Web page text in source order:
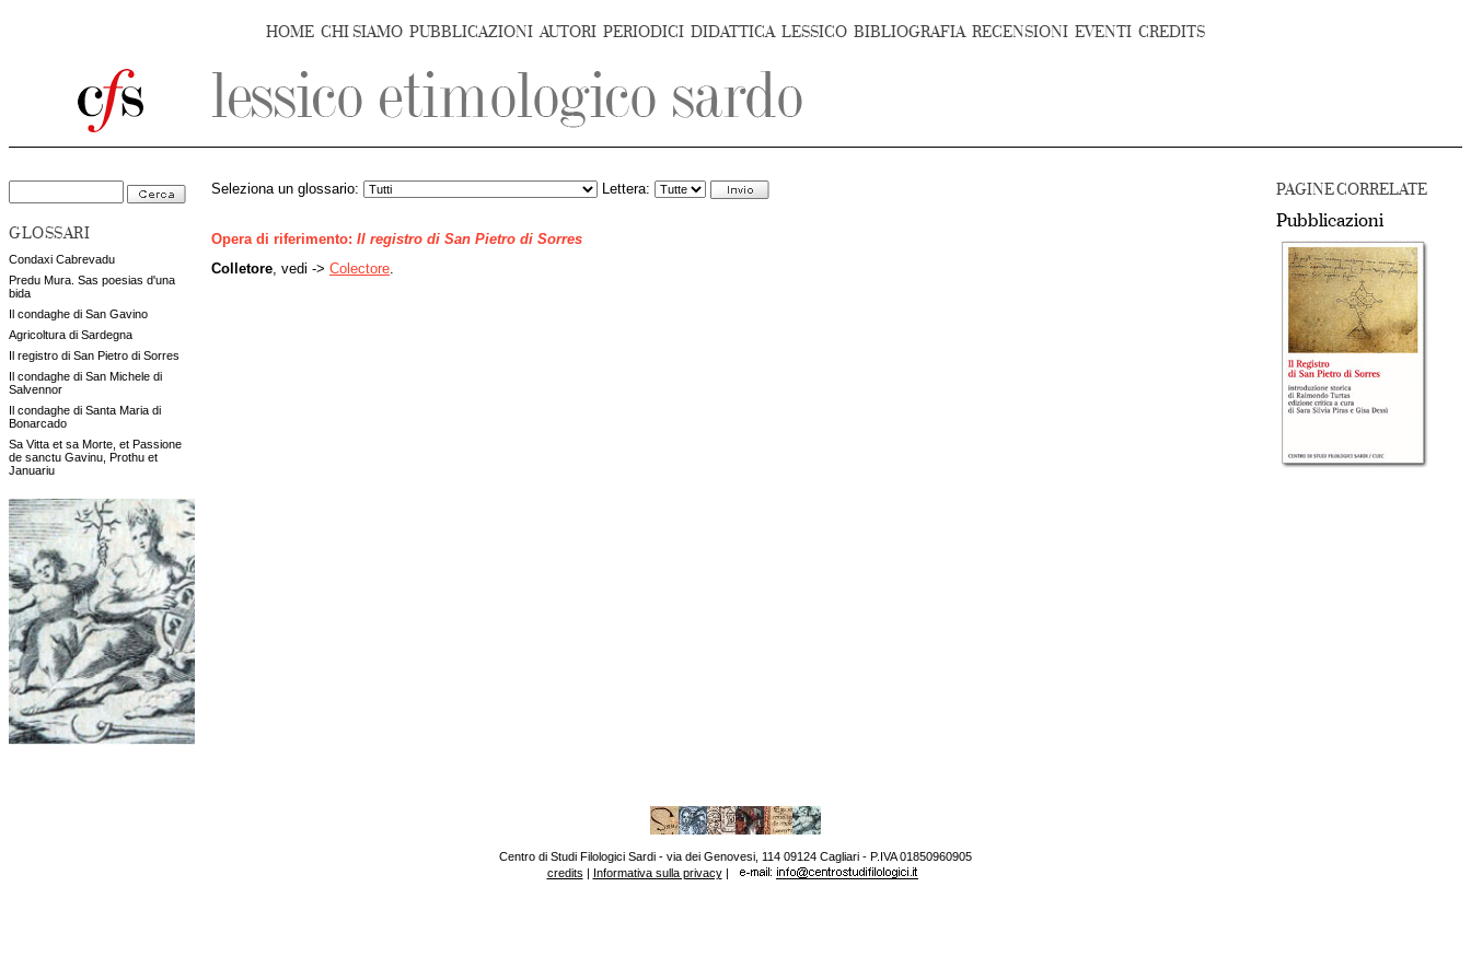
HOME CHI SIAMO PUBBLICAZIONI AUTORI PERIODICI DIDATTICA LESSICO BIBLIOGRAFIA RECENSIONI EVENTI CREDITS
GLOSSARI
Condaxi Cabrevadu
Predu Mura. Sas poesias d'una
bida
Il condaghe di San Gavino
Agricoltura di Sardegna
Il registro di San Pietro di Sorres
Il condaghe di San Michele di
Salvennor
Il condaghe di Santa Maria di
Bonarcado
Sa Vitta et sa Morte, et Passione
de sanctu Gavinu, Prothu et
Januariu
PAGINE CORRELATE
Pubblicazioni
Seleziona un glossario: Lettera:
Opera di riferimento: Il registro di San Pietro di Sorres
Colletore , vedi -> Colectore
Centro di Studi Filologici Sardi - via dei Genovesi, 114 09124 Cagliari - P.IVA 01850960905
credits | Informativa sulla privacy|